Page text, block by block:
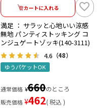
カートに入れる
満足 ： サラッと心地いい涼感
無地 パンティストッキング コ
ンジュゲートゾッキ(140-3111)
4.6 （48）
ゆうパケットOK
通常価格 ¥660のところ
販売価格 ¥462 税込